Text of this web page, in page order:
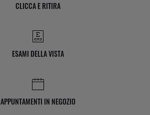
CLICCA E RITIRA
ESAMI DELLA VISTA
APPUNTAMENTI IN NEGOZIO